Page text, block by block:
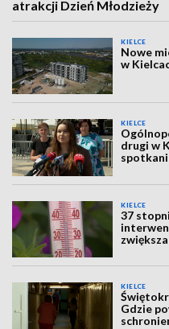
atrakcji Dzień Młodzieży
KIELCE
Nowe
w
KIELCE
drugi w
KIELCE
37
KIELCE
Gdzie